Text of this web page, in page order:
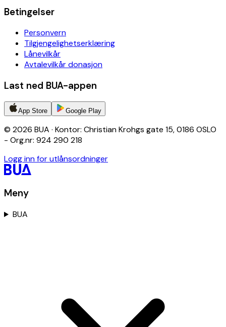
Betingelser
Personvern
Tilgjengelighetserklæring
Lånevilkår
Avtalevilkår donasjon
Last ned BUA-appen
App Store Google Play
© 2026 BUA · Kontor: Christian Krohgs gate 15, 0186 OSLO
- Org.nr: 924 290 218
Logg inn for utlånsordninger
Meny
BUA